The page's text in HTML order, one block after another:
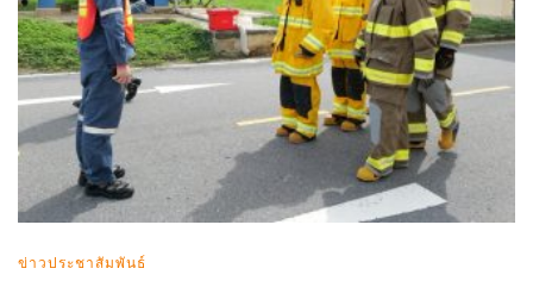
ข่าวประชาสัมพันธ์